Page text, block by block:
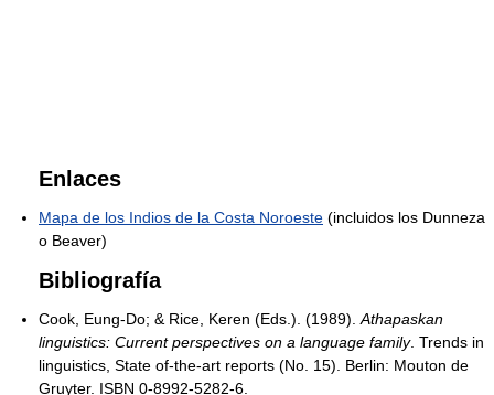
Enlaces
Mapa de los Indios de la Costa Noroeste (incluidos los Dunneza
o Beaver)
Bibliografía
Cook, Eung-Do; & Rice, Keren (Eds.). (1989). Athapaskan
linguistics: Current perspectives on a language family. Trends in
linguistics, State of-the-art reports (No. 15). Berlin: Mouton de
Gruyter. ISBN 0-8992-5282-6.